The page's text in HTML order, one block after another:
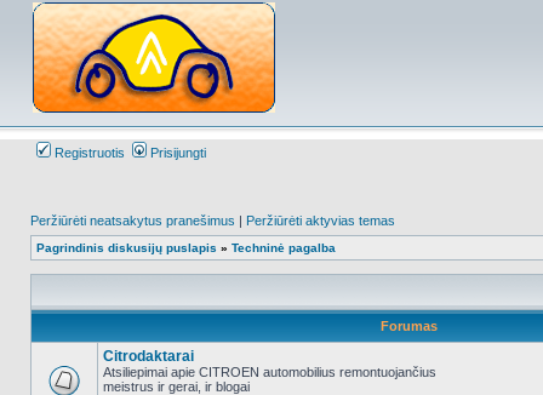
Registruotis Prisijungti
Peržiūrėti neatsakytus pranešimus | Peržiūrėti aktyvias temas
Pagrindinis diskusijų puslapis » Techninė pagalba
Forumas
Citrodaktarai
Atsiliepimai apie CITROEN automobilius remontuojančius
meistrus ir gerai, ir blogai